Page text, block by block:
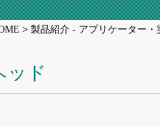
> 製品紹介 - アプリケーター・
ッド